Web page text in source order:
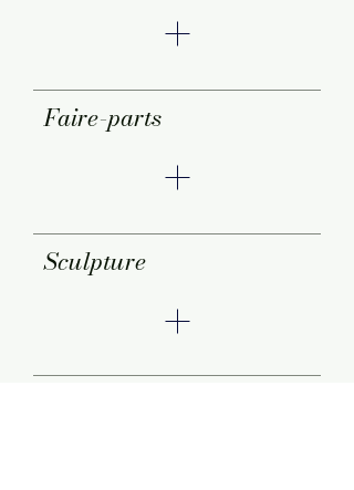
Faire-parts
Sculpture